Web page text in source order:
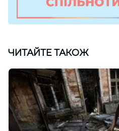
ЧИТАЙТЕ ТАКОЖ